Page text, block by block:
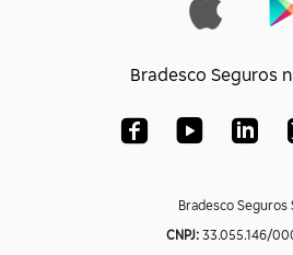
Bradesco Seguros
Bradesco Seguros
CNPJ:33.055.146/